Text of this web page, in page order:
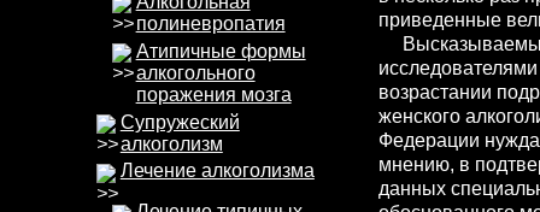
полиневропатия
Атипичные формы
алкогольного
поражения мозга
Супружеский
алкоголизм
Лечение алкоголизма
приведенные
возрастании
женского
Федерации
мнению, в
данных